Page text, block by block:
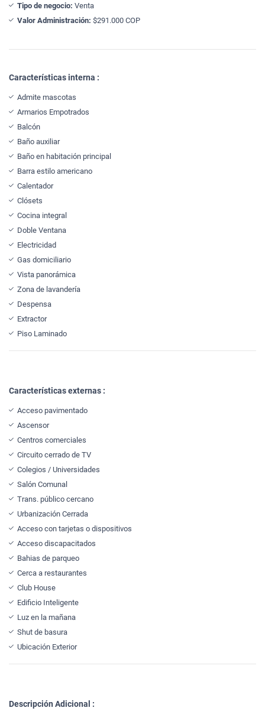
Tipo de negocio: Venta
Valor Administración: $291.000 COP
Características interna :
Admite mascotas
Armarios Empotrados
Balcón
Baño auxiliar
Baño en habitación principal
Barra estilo americano
Calentador
Clósets
Cocina integral
Doble Ventana
Electricidad
Gas domiciliario
Vista panorámica
Zona de lavandería
Despensa
Extractor
Piso Laminado
Características externas :
Acceso pavimentado
Ascensor
Centros comerciales
Circuito cerrado de TV
Colegios / Universidades
Salón Comunal
Trans. público cercano
Urbanización Cerrada
Acceso con tarjetas o dispositivos
Acceso discapacitados
Bahias de parqueo
Cerca a restaurantes
Club House
Edificio Inteligente
Luz en la mañana
Shut de basura
Ubicación Exterior
Descripción Adicional :